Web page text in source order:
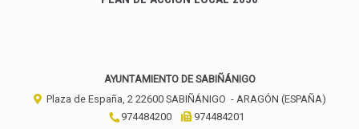
AYUNTAMIENTO DE SABIÑÁNIGO
Plaza de España, 2 22600 SABIÑÁNIGO - ARAGÓN (ESPAÑA)
974484200
974484201